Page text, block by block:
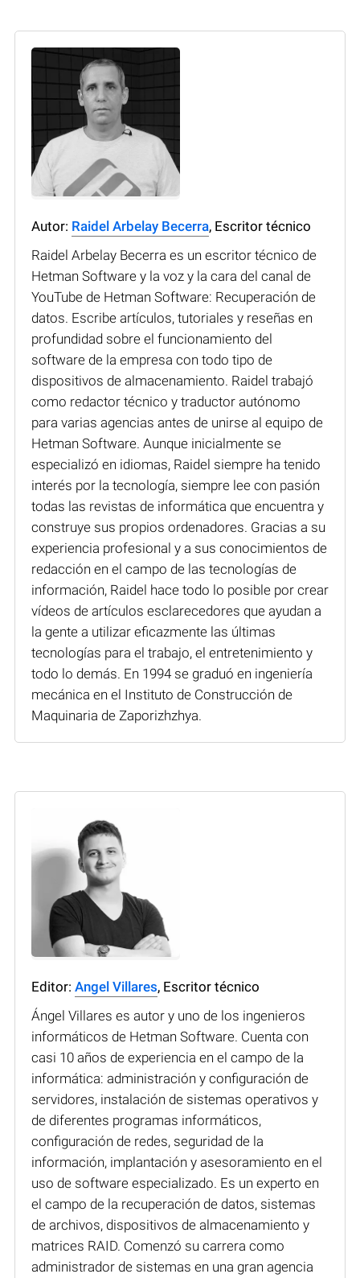
Autor: Raidel Arbelay Becerra, Escritor técnico
Raidel Arbelay Becerra es un escritor técnico de
Hetman Software y la voz y la cara del canal de
YouTube de Hetman Software: Recuperación de
datos. Escribe artículos, tutoriales y reseñas en
profundidad sobre el funcionamiento del
software de la empresa con todo tipo de
dispositivos de almacenamiento. Raidel trabajó
como redactor técnico y traductor autónomo
para varias agencias antes de unirse al equipo de
Hetman Software. Aunque inicialmente se
especializó en idiomas, Raidel siempre ha tenido
interés por la tecnología, siempre lee con pasión
todas las revistas de informática que encuentra y
construye sus propios ordenadores. Gracias a su
experiencia profesional y a sus conocimientos de
redacción en el campo de las tecnologías de
información, Raidel hace todo lo posible por crear
vídeos de artículos esclarecedores que ayudan a
la gente a utilizar eficazmente las últimas
tecnologías para el trabajo, el entretenimiento y
todo lo demás. En 1994 se graduó en ingeniería
mecánica en el Instituto de Construcción de
Maquinaria de Zaporizhzhya.
Editor: Angel Villares, Escritor técnico
Ángel Villares es autor y uno de los ingenieros
informáticos de Hetman Software. Cuenta con
casi 10 años de experiencia en el campo de la
informática: administración y configuración de
servidores, instalación de sistemas operativos y
de diferentes programas informáticos,
configuración de redes, seguridad de la
información, implantación y asesoramiento en el
uso de software especializado. Es un experto en
el campo de la recuperación de datos, sistemas
de archivos, dispositivos de almacenamiento y
matrices RAID. Comenzó su carrera como
administrador de sistemas en una gran agencia